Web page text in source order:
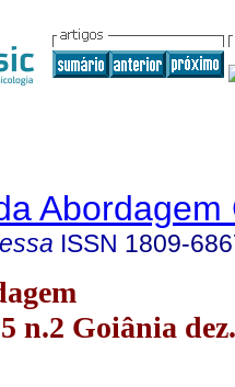
Abordagem
ISSN 1809-
n.2 Goiânia